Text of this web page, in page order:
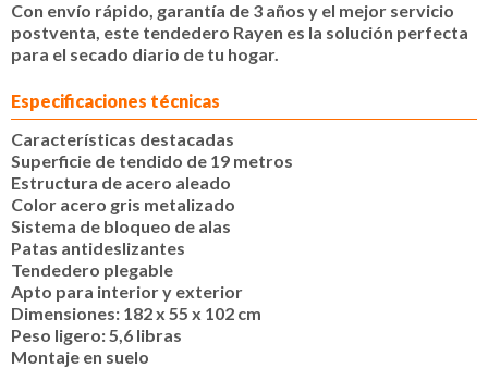
Con envío rápido, garantía de 3 años y el mejor servicio
postventa, este tendedero Rayen es la solución perfecta
para el secado diario de tu hogar.
Especificaciones técnicas
Características destacadas
Superficie de tendido de 19 metros
Estructura de acero aleado
Color acero gris metalizado
Sistema de bloqueo de alas
Patas antideslizantes
Tendedero plegable
Apto para interior y exterior
Dimensiones: 182 x 55 x 102 cm
Peso ligero: 5,6 libras
Montaje en suelo